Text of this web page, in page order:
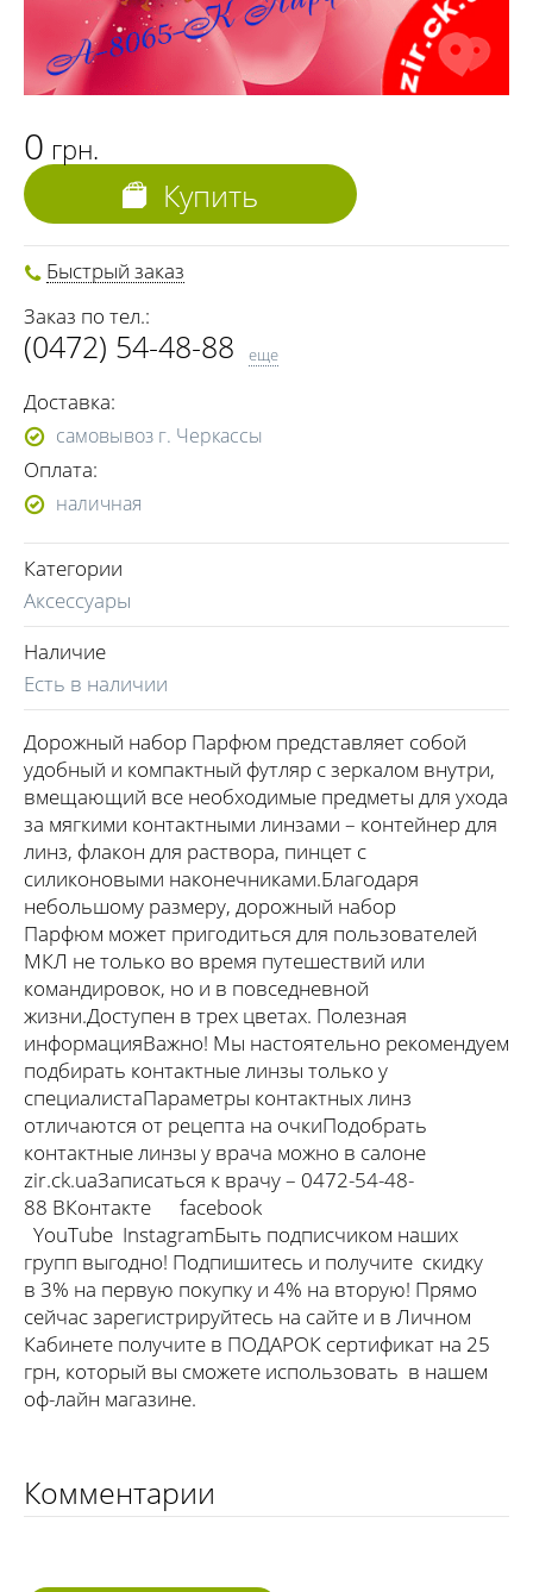
0 грн.
Купить
Быстрый заказ
Заказ по тел.:
(0472) 54-48-88
(073) 691-00-06
(095) 691-00-06
(0472) 54-37-02
еще
Доставка:
самовывоз г. Черкассы
Оплата:
наличная
Категории
Аксессуары
Наличие
Есть в наличии
Дорожный набор Парфюм представляет собой
удобный и компактный футляр с зеркалом внутри,
вмещающий все необходимые предметы для ухода
за мягкими контактными линзами – контейнер для
линз, флакон для раствора, пинцет с
силиконовыми наконечниками.Благодаря
небольшому размеру, дорожный набор
Парфюм может пригодиться для пользователей
МКЛ не только во время путешествий или
командировок, но и в повседневной
жизни.Доступен в трех цветах. Полезная
информацияВажно! Мы настоятельно рекомендуем
подбирать контактные линзы только у
специалистаПараметры контактных линз
отличаются от рецепта на очкиПодобрать
контактные линзы у врача можно в салоне
zir.ck.uaЗаписаться к врачу – 0472-54-48-
88 ВКонтакте facebook
YouTube InstagramБыть подписчиком наших
групп выгодно! Подпишитесь и получите скидку
в 3% на первую покупку и 4% на вторую! Прямо
сейчас зарегистрируйтесь на сайте и в Личном
Кабинете получите в ПОДАРОК сертификат на 25
грн, который вы сможете использовать в нашем
оф-лайн магазине.
Комментарии